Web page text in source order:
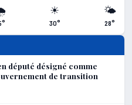
☀
30°
🌤
28°
député désigné comme
de transition